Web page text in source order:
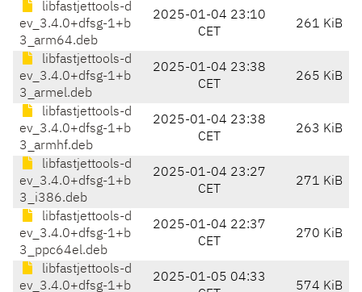
libfastjettools-d
ev_3.4.0+dfsg-1+b
3_arm64.deb
2025-01-04 23:10
CET
261 KiB
libfastjettools-d
ev_3.4.0+dfsg-1+b
3_armel.deb
2025-01-04 23:38
CET
265 KiB
libfastjettools-d
ev_3.4.0+dfsg-1+b
3_armhf.deb
2025-01-04 23:38
CET
263 KiB
libfastjettools-d
ev_3.4.0+dfsg-1+b
3_i386.deb
2025-01-04 23:27
CET
271 KiB
libfastjettools-d
ev_3.4.0+dfsg-1+b
3_ppc64el.deb
2025-01-04 22:37
CET
270 KiB
libfastjettools-d
ev_3.4.0+dfsg-1+b
2025-01-05 04:33
574 KiB